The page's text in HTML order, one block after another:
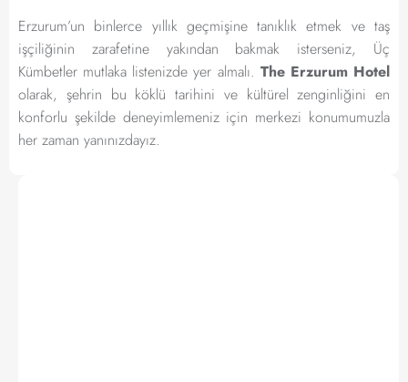
Erzurum’un binlerce yıllık geçmişine tanıklık etmek ve taş
işçiliğinin zarafetine yakından bakmak isterseniz, Üç
Kümbetler mutlaka listenizde yer almalı. The Erzurum Hotel
olarak, şehrin bu köklü tarihini ve kültürel zenginliğini en
konforlu şekilde deneyimlemeniz için merkezi konumumuzla
her zaman yanınızdayız.